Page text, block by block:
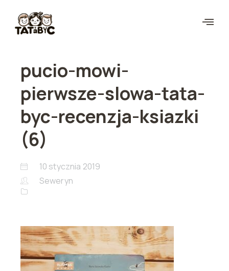
pucio-mowi-
pierwsze-slowa-tata-
byc-recenzja-ksiazki
(6)
10 stycznia 2019
Seweryn